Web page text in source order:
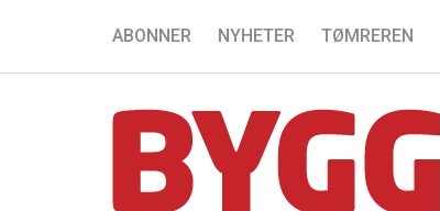
ABONNER NYHETER TØMREREN